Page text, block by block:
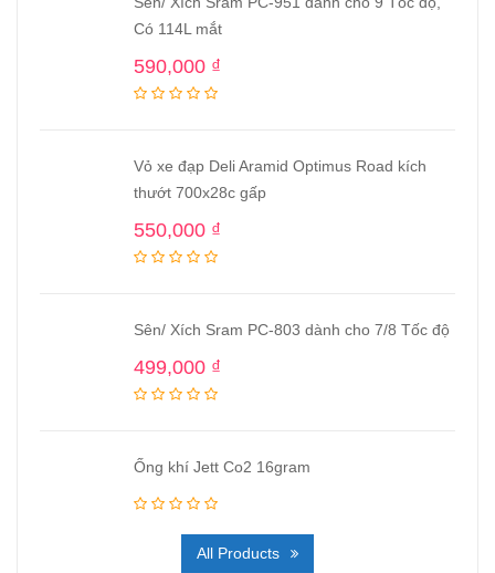
Có 114L mắt
590,000 ₫
Vỏ xe đạp Deli Aramid Optimus Road kích
thướt 700x28c gấp
550,000 ₫
Sên/ Xích Sram PC-803 dành cho 7/8 Tốc độ
499,000 ₫
Ống khí Jett Co2 16gram
All Products